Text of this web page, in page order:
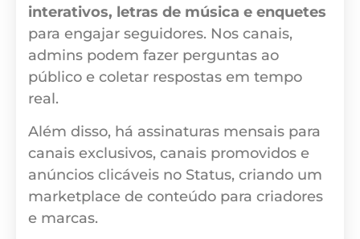
interativos, letras de música e enquetes
para engajar seguidores. Nos canais,
admins podem fazer perguntas ao
público e coletar respostas em tempo
real.
Além disso, há assinaturas mensais para
canais exclusivos, canais promovidos e
anúncios clicáveis no Status, criando um
marketplace de conteúdo para criadores
e marcas.